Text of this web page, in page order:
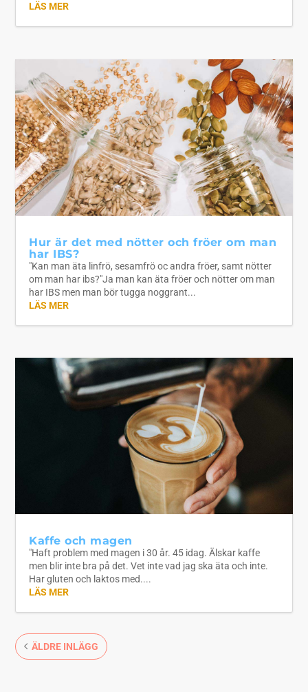
LÄS MER
Hur är det med nötter och fröer om man
har IBS?
"Kan man äta linfrö, sesamfrö oc andra fröer, samt nötter
om man har ibs?"Ja man kan äta fröer och nötter om man
har IBS men man bör tugga noggrant...
LÄS MER
Kaffe och magen
"Haft problem med magen i 30 år. 45 idag. Älskar kaffe
men blir inte bra på det. Vet inte vad jag ska äta och inte.
Har gluten och laktos med....
LÄS MER
ÄLDRE INLÄGG